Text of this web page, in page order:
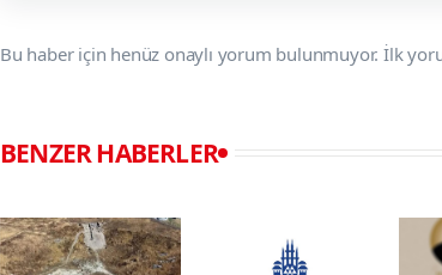
Bu haber için henüz onaylı yorum bulunmuyor. İlk
BENZER HABERLER